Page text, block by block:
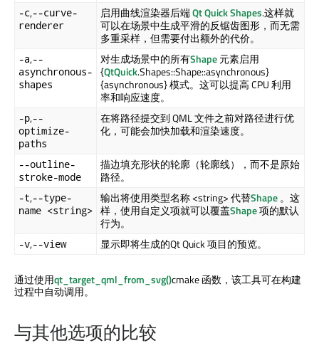
-c,--curve-
renderer
启用曲线渲染器后端Qt QuickShapes.这样就
可以在场景中生成平滑的反锯齿图形，而无需
多重采样，但需要付出额外的代价。
-a,--
asynchronous-
shapes
对生成场景中的所有Shape元素启用
{QtQuick.Shapes::Shape::asynchronous}
{asynchronous} 模式。这可以提高 CPU 利用
率和响应速度。
-p,--
optimize-
paths
在将路径提交到 QML 文件之前对路径进行优
化，可能会加快加载和渲染速度。
--outline-
stroke-mode
描边填充形状的轮廓（轮廓线），而不是原始
路径。
-t,--type-
name <string>
输出将使用类型名称 <string> 代替Shape。这
样，使用自定义项就可以覆盖Shape项的默认
行为。
-v,--view 显示即将生成的Qt Quick项目的预览。
通过使用qt_target_qml_from_svg()cmake 函数，该工具可在构建
过程中自动调用。
与其他选项的比较